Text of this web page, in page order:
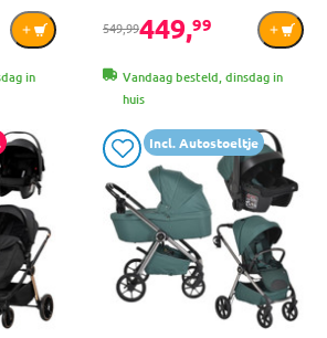
in
549,99449,99
Vandaag besteld, dinsdag in
huis
Incl. Autostoeltje